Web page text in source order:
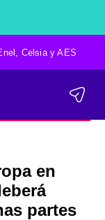
Celsia y AES
en
partes